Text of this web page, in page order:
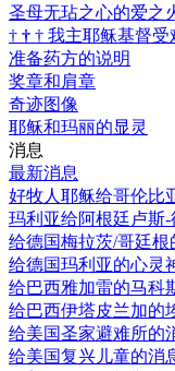
圣母无玷之心的爱之
† † † 我主耶稣基督
准备药方的说明
奖章和肩章
奇迹图像
耶稣和玛丽的显灵
消息
最新消息
好牧人耶稣给哥伦比
玛利亚给阿根廷卢斯
给德国梅拉茨/哥廷根
给德国玛利亚的心灵
给巴西雅加雷的马科
给巴西伊塔皮兰加的
给美国圣家避难所的
给美国复兴儿童的消